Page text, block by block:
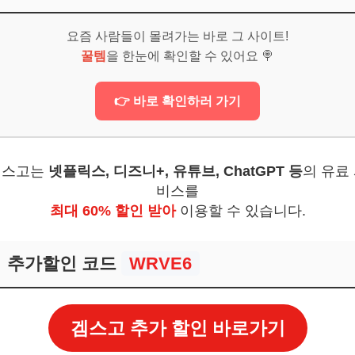
가져가는 것이 좋을까요?
떻게 대응해야 하나요?
놓치지 마세요
학을 만들고 실천하자
놓치지 마세요
요즘 사람들이 몰려가는 바로 그 사이트!
꿀템 을 한눈에 확인할 수 있어요 🍭
👉 바로 확인하러 가기
고는 넷플릭스, 디즈니+, 유튜브, ChatGPT 등의 유료
비스를
최대 60% 할인 받아이용할 수 있습니다.
추가할인 코드 WRVE6
겜스고 추가 할인 바로가기